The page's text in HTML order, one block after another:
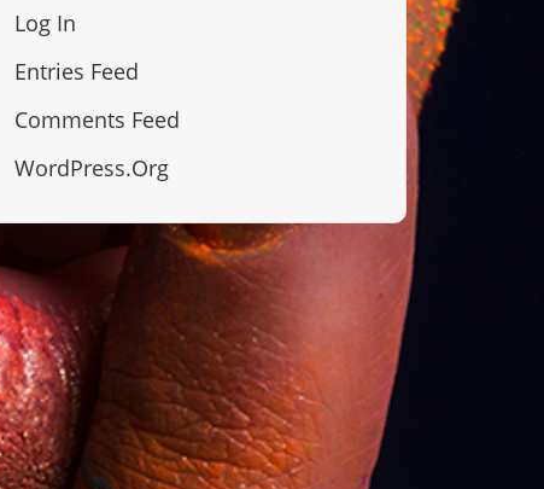
Log In
Entries Feed
Comments Feed
WordPress.org